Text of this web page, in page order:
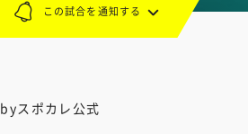
byスポカレ公式
この試合を通知する